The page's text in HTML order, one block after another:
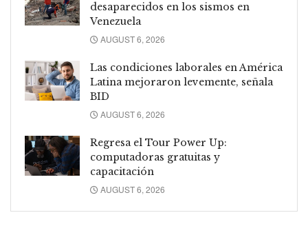
desaparecidos en los sismos en
Venezuela
AUGUST 6, 2026
Las condiciones laborales en América
Latina mejoraron levemente, señala
BID
AUGUST 6, 2026
Regresa el Tour Power Up:
computadoras gratuitas y
capacitación
AUGUST 6, 2026